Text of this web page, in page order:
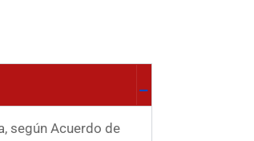
según Acuerdo de